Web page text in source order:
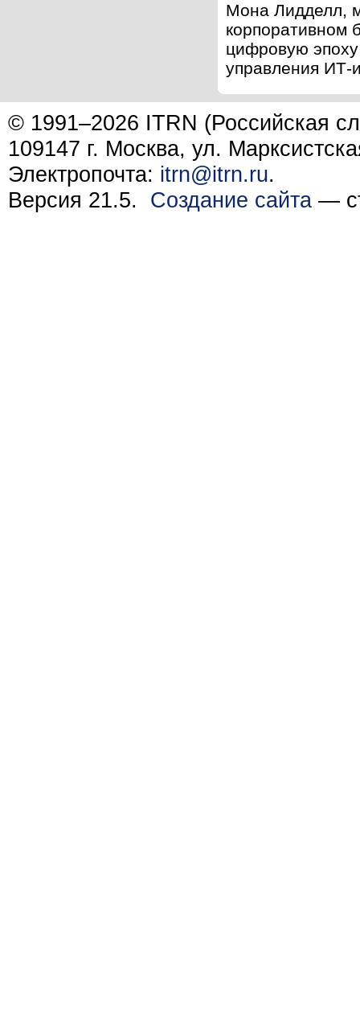
Мона Лидделл,
корпоративном
цифровую
управления ИТ-
© 1991–2026 ITRN (Российская
109147 г. Москва, ул.
Электропочта: itrn@itrn.ru.
Версия 21.5. Создание сайта —